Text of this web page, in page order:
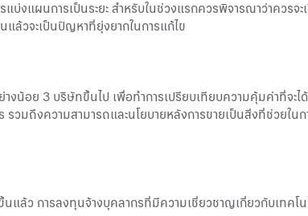
งแผนการเป็นระยะ สำหรับในช่วงแรกควรพิจารณาว่าควรจะ
ล้วจะเป็นปัญหาที่ยุ่งยากในการแก้ไข
งน้อย 3 บริษัทขึ้นไป เพื่อทำการเปรียบเทียบความคุ้มค่าที่จะไ
มถึงความสามารถและนโยบายหลังการขายเป็นสิ่งที่ช่วยในก
ล้ว การลงทุนจ้างบุคลากรที่มีความเชี่ยวชาญเกี่ยวกับเทคโ